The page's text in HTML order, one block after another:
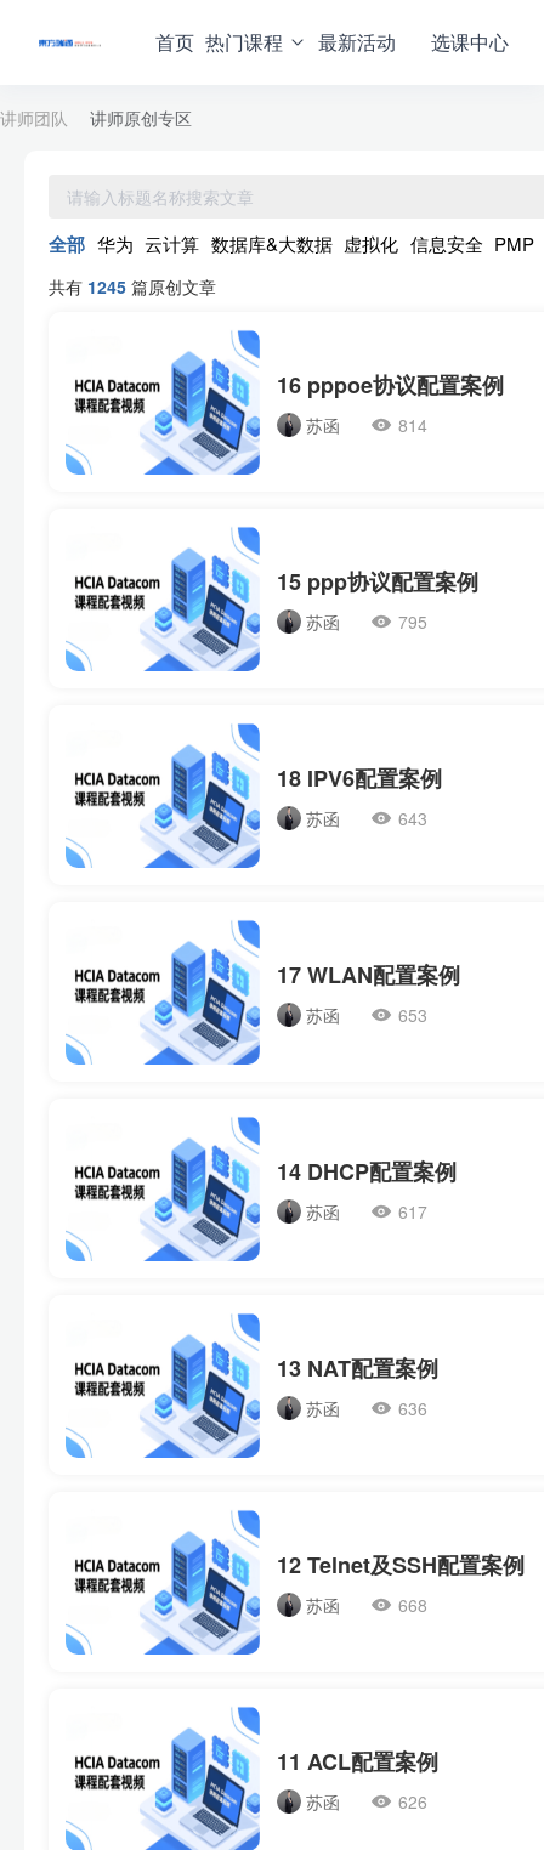
首页 热门课程 最新活动 选课中心
讲师团队 讲师原创专区
全部 华为 云计算 数据库&大数据 虚拟化 信息安全 PMP
共有 1245 篇原创文章
16 pppoe协议配置案例
苏函 814
15 ppp协议配置案例
苏函 795
18 IPV6配置案例
苏函 643
17 WLAN配置案例
苏函 653
14 DHCP配置案例
苏函 617
13 NAT配置案例
苏函 636
12 Telnet及SSH配置案例
苏函 668
11 ACL配置案例
苏函 626